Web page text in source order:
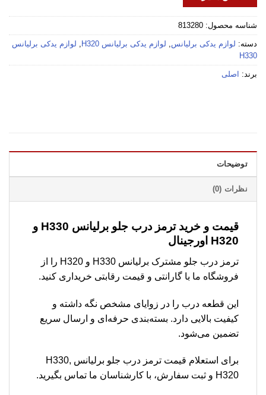
شناسه محصول: 813280
دسته: لوازم یدکی برلیانس, لوازم یدکی برلیانس H320 , لوازم یدکی برلیانس
H330
برند: اصلی
توضیحات
نظرات (0)
قیمت و خرید ترمز درب جلو برلیانس H330 و
H320 اورجینال
ترمز درب جلو مشترک برلیانس H330 و H320 را از
فروشگاه ما با گارانتی و قیمت رقابتی خریداری کنید.
این قطعه درب را در زوایای مشخص نگه داشته و
کیفیت بالایی دارد. بسته‌بندی حرفه‌ای و ارسال سریع
تضمین می‌شود.
برای استعلام قیمت ترمز درب جلو برلیانس H330,
H320 و ثبت سفارش، با کارشناسان ما تماس بگیرید.